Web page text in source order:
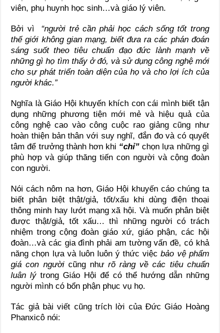
viên, phụ huynh học sinh…và giáo lý viên.
Bởi vì “người trẻ cần phải học cách sống tốt trong
thế giới không gian mạng, biết đưa ra các phán đoán
sáng suốt theo tiêu chuẩn đạo đức lành mạnh về
những gì họ tìm thấy ở đó, và sử dụng công nghệ mới
cho sự phát triển toàn diện của họ và cho lợi ích của
người khác.”
Nghĩa là Giáo Hội khuyến khích con cái mình biết tận
dụng những phương tiện mới mẻ và hiệu quả của
công nghệ cao vào công cuộc rao giảng cũng như
hoàn thiện bản thân với suy nghĩ, đắn đo và có quyết
tâm để trưởng thành hơn khi “chỉ” chọn lựa những gì
phù hợp và giúp thăng tiến con người và cộng đoàn
con người.
Nói cách nôm na hơn, Giáo Hội khuyến cáo chúng ta
biết phân biệt thật/giả, tốt/xấu khi dùng điện thoại
thông minh hay lướt mạng xã hội. Và muốn phân biệt
được thật/giả, tốt xấu… thì những người có trách
nhiệm trong cộng đoàn giáo xứ, giáo phận, các hội
đoàn…và các gia đình phải am tường vấn đề, có khả
năng chọn lựa và luôn luôn ý thức việcbảo vệ phẩm
giá con ngườicũng nhưrõ ràng về các tiêu chuẩn
luân lýtrong Giáo Hội để có thể hướng dẫn những
người mình có bổn phận phục vụ họ.
Tác giả bài viết cũng trích lời của Đức Giáo Hoàng
Phanxicô nói: